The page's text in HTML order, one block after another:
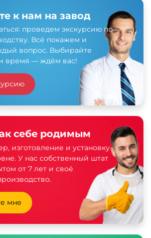
к нам на завод
проведем экскурсию по
Всё покажем и
вопрос. Выбирайте
время — ждём вас!
себе родимым
изготовление и установку
У нас собственный штат
от 7 лет и своё
мне